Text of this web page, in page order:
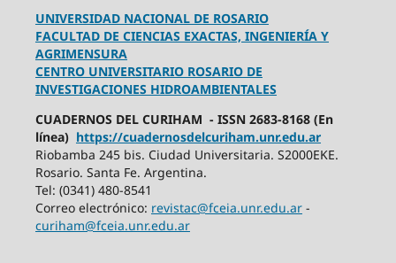
UNIVERSIDAD NACIONAL DE ROSARIO
FACULTAD DE CIENCIAS EXACTAS, INGENIERÍA Y
AGRIMENSURA
CENTRO UNIVERSITARIO ROSARIO DE
INVESTIGACIONES HIDROAMBIENTALES
CUADERNOS DEL CURIHAM - ISSN 2683-8168 (En
línea) https://cuadernosdelcuriham.unr.edu.ar
Riobamba 245 bis. Ciudad Universitaria. S2000EKE.
Rosario. Santa Fe. Argentina.
Tel: (0341) 480-8541
Correo electrónico: revistac@fceia.unr.edu.ar-
curiham@fceia.unr.edu.ar